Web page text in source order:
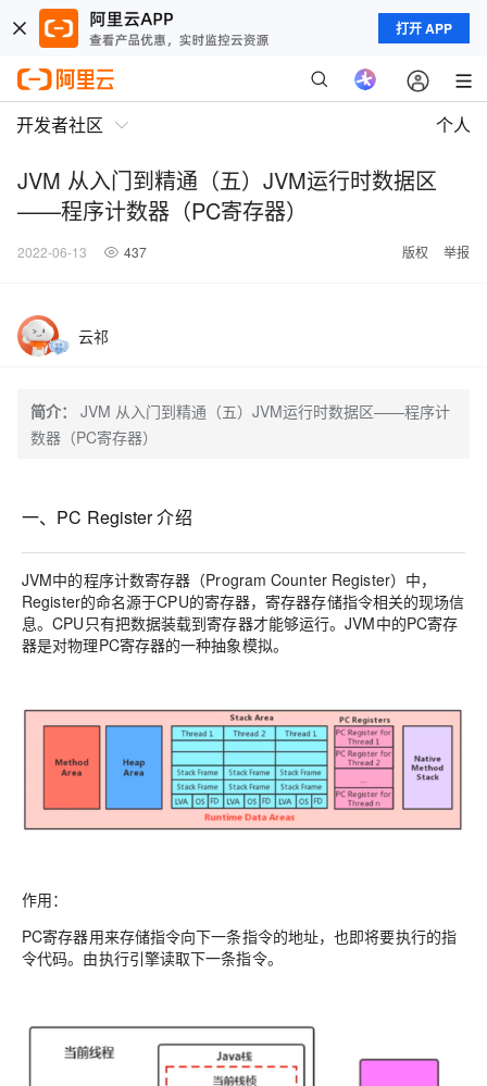
打开 APP
开发者社区 个人
JVM 从入门到精通（五）JVM运行时数据区
——程序计数器（PC寄存器）
2022-06-13 437 版权 举报
云祁
简介：
JVM 从入门到精通（五）JVM运行时数据区——程序计
数器（PC寄存器）
一、PC Register 介绍
JVM中的程序计数寄存器（Program Counter Register）中，
Register的命名源于CPU的寄存器，寄存器存储指令相关的现场信
息。CPU只有把数据装载到寄存器才能够运行。JVM中的PC寄存
器是对物理PC寄存器的一种抽象模拟。
作用：
PC寄存器用来存储指令向下一条指令的地址，也即将要执行的指
令代码。由执行引擎读取下一条指令。